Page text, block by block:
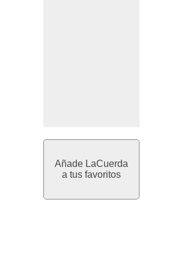
Añade LaCuerda
a tus favoritos